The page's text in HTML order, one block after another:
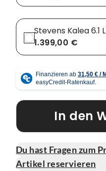
Stevens Kalea 6.1
1.399,00 €
In den
Du hast Fragen zum
Artikel reservieren